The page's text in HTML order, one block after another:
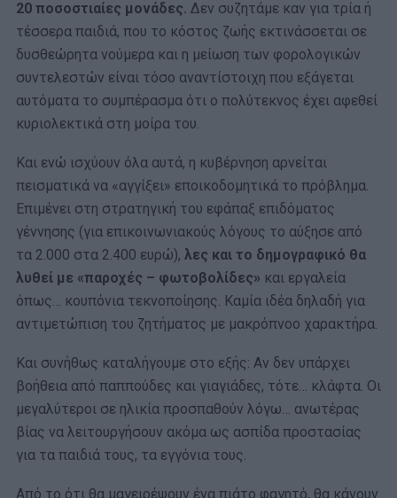
20 ποσοστιαίες μονάδες. Δεν συζητάμε καν για τρία ή
τέσσερα παιδιά, που το κόστος ζωής εκτινάσσεται σε
δυσθεώρητα νούμερα και η μείωση των φορολογικών
συντελεστών είναι τόσο αναντίστοιχη που εξάγεται
αυτόματα το συμπέρασμα ότι ο πολύτεκνος έχει αφεθεί
κυριολεκτικά στη μοίρα του.
Και ενώ ισχύουν όλα αυτά, η κυβέρνηση αρνείται
πεισματικά να «αγγίξει» εποικοδομητικά το πρόβλημα.
Επιμένει στη στρατηγική του εφάπαξ επιδόματος
γέννησης (για επικοινωνιακούς λόγους το αύξησε από
τα 2.000 στα 2.400 ευρώ), λες και το δημογραφικό θα
λυθεί με «παροχές – φωτοβολίδες» και εργαλεία
όπως… κουπόνια τεκνοποίησης. Καμία ιδέα δηλαδή για
αντιμετώπιση του ζητήματος με μακρόπνοο χαρακτήρα.
Και συνήθως καταλήγουμε στο εξής: Αν δεν υπάρχει
βοήθεια από παππούδες και γιαγιάδες, τότε… κλάφτα. Οι
μεγαλύτεροι σε ηλικία προσπαθούν λόγω… ανωτέρας
βίας να λειτουργήσουν ακόμα ως ασπίδα προστασίας
για τα παιδιά τους, τα εγγόνια τους.
Από το ότι θα μαγειρέψουν ένα πιάτο φαγητό, θα κάνουν